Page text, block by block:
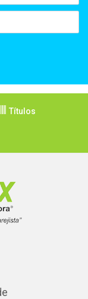
Títulos